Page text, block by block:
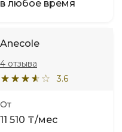
в любое время
Anecole
3.6
4 отзыва
От
11 510 ₸/мес